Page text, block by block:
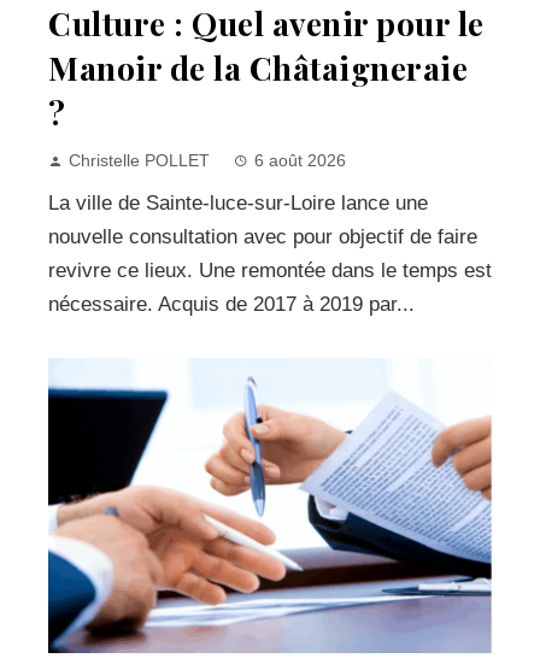
Culture : Quel avenir pour le
Manoir de la Châtaigneraie
?
Christelle POLLET 6 août 2026
La ville de Sainte-luce-sur-Loire lance une
nouvelle consultation avec pour objectif de faire
revivre ce lieux. Une remontée dans le temps est
nécessaire. Acquis de 2017 à 2019 par...